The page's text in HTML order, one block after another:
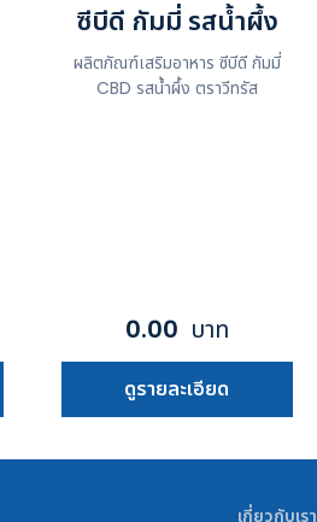
ซีบีดี กัมมี่ รสน้ำผึ้ง
ผลิตภัณฑ์เสริมอาหาร ซีบีดี กัมมี่
CBD รสน้ำผึ้ง ตราวีทรัส
0.00 บาท
ดูรายละเอียด
เกี่ยวกับเรา